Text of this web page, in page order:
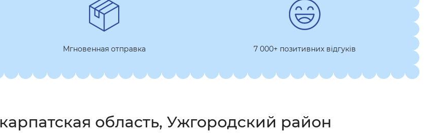
Мгновенная отправка 7 000+ позитивних відгуків
область, Ужгородский район